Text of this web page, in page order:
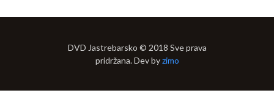
DVD Jastrebarsko © 2018 Sve prava
pridržana. Dev byzimo